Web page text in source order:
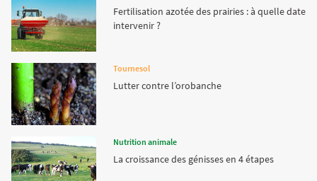
Fertilisation azotée des prairies : à quelle date
intervenir ?
Tournesol
Lutter contre l’orobanche
Nutrition animale
La croissance des génisses en 4 étapes